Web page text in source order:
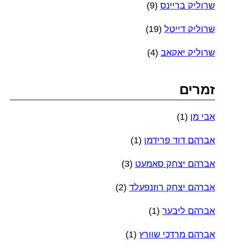
שרוליק בריינס (9)
שרוליק דייטל (19)
שרוליק יאקאב (4)
זמרים
אבי מן (1)
אברהם דוד פרידמן (1)
אברהם יצחק סאמעט (3)
אברהם יצחק רוזנפעלד (2)
אברהם ליבער (1)
אברהם מרדכי שוורץ (1)